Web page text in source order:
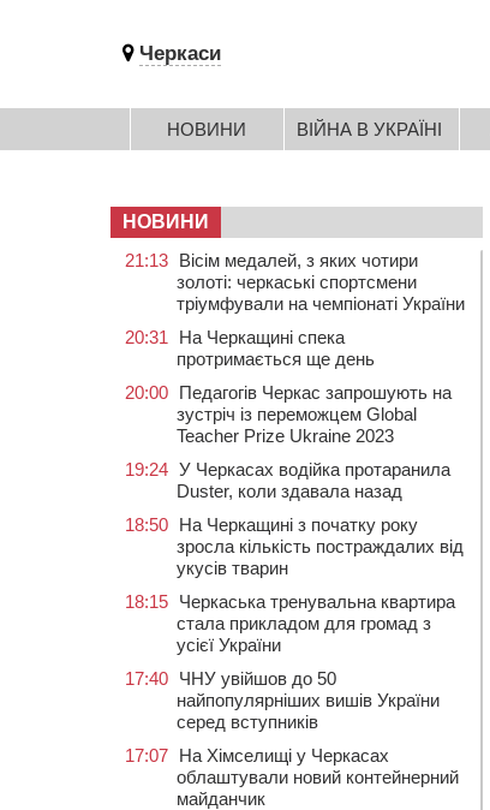
Черкаси
НОВИНИ ВІЙНА В УКРАЇНІ
НОВИНИ
21:13 Вісім медалей, з яких чотири
золоті: черкаські спортсмени
тріумфували на чемпіонаті України
20:31
На Черкащині спека
протримається ще день
20:00 Педагогів Черкас запрошують на
зустріч із переможцем Global
Teacher Prize Ukraine 2023
19:24 У Черкасах водійка протаранила
Duster, коли здавала назад
18:50 На Черкащині з початку року
зросла кількість постраждалих від
укусів тварин
18:15 Черкаська тренувальна квартира
стала прикладом для громад з
усієї України
17:40 ЧНУ увійшов до 50
найпопулярніших вишів України
серед вступників
17:07 На Хімселищі у Черкасах
облаштували новий контейнерний
майданчик